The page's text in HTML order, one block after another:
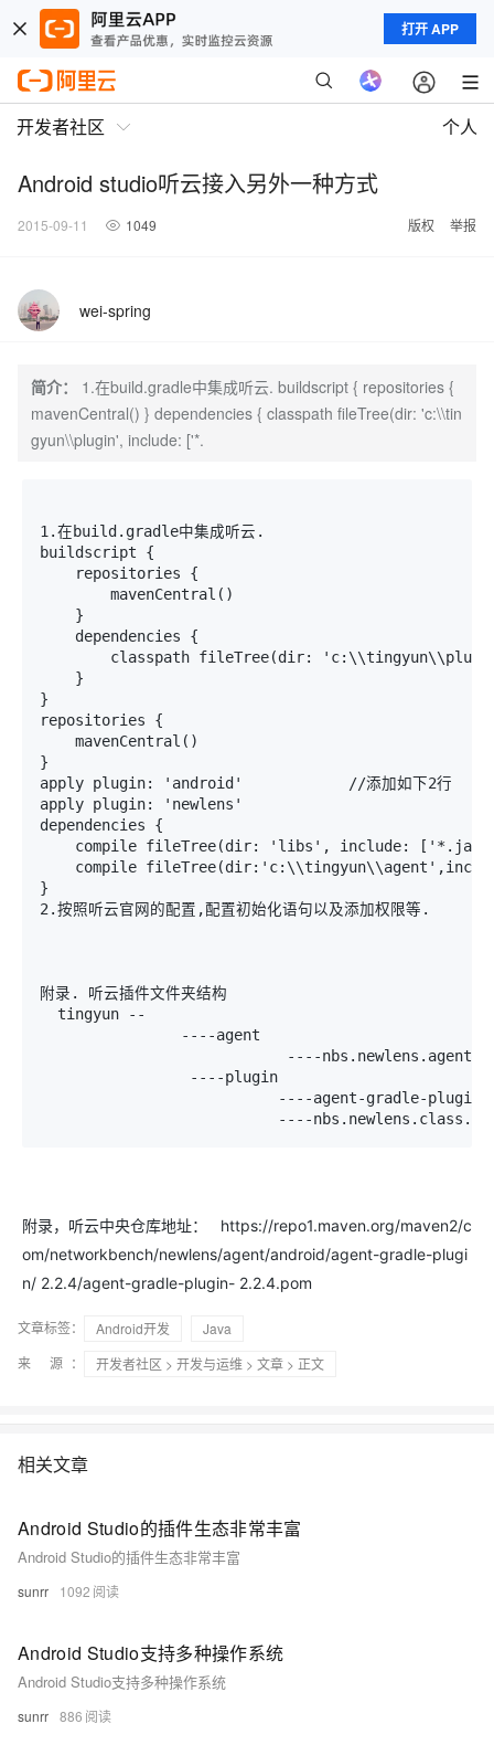
打开 APP
开发者社区 个人
Android studio听云接入另外一种方式
2015-09-11 1049 版权 举报
wei-spring
简介：
1.在build.gradle中集成听云. buildscript { repositories {
mavenCentral() } dependencies { classpath fileTree(dir: 'c:\\tin
gyun\\plugin', include: ['*.
1.在build.gradle中集成听云.
buildscript {
    repositories {
        mavenCentral()
    }
    dependencies {
classpath fileTree(dir:
    }
}
repositories {
    mavenCentral()
}
apply plugin: 'android'            //添加如下2行
apply plugin: 'newlens'
dependencies {
compile fileTree(dir: 'libs', include:
compile
}
2.按照听云官网的配置,配置初始化语句以及添加权限等.
附录. 听云插件文件夹结构
  tingyun --
                ----agent
----nbs.newlens.agent-
                 ----plugin
----agent-gradle-plugin-
附录，听云中央仓库地址： https://repo1.maven.org/maven2/c
om/networkbench/newlens/agent/android/agent-gradle-plugi
n/ 2.2.4/agent-gradle-plugin- 2.2.4.pom
文章标签： Android开发
Java
来 源：
开发者社区 > 开发与运维 > 文章 > 正文
相关文章
Android Studio的插件生态非常丰富
Android Studio的插件生态非常丰富
sunrr 1092
Android Studio支持多种操作系统
Android Studio支持多种操作系统
sunrr 886